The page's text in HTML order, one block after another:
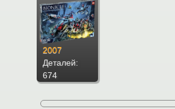
2007
Деталей:
674